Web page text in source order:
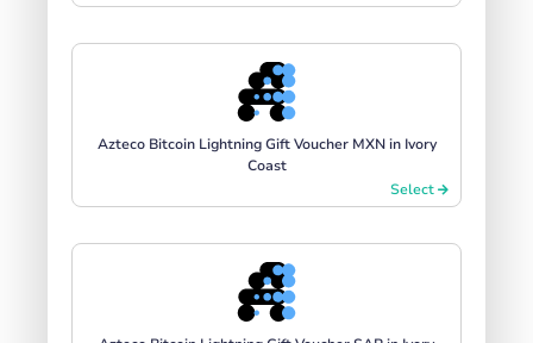
Azteco Bitcoin Lightning Gift Voucher MXN in Ivory
Coast
Select